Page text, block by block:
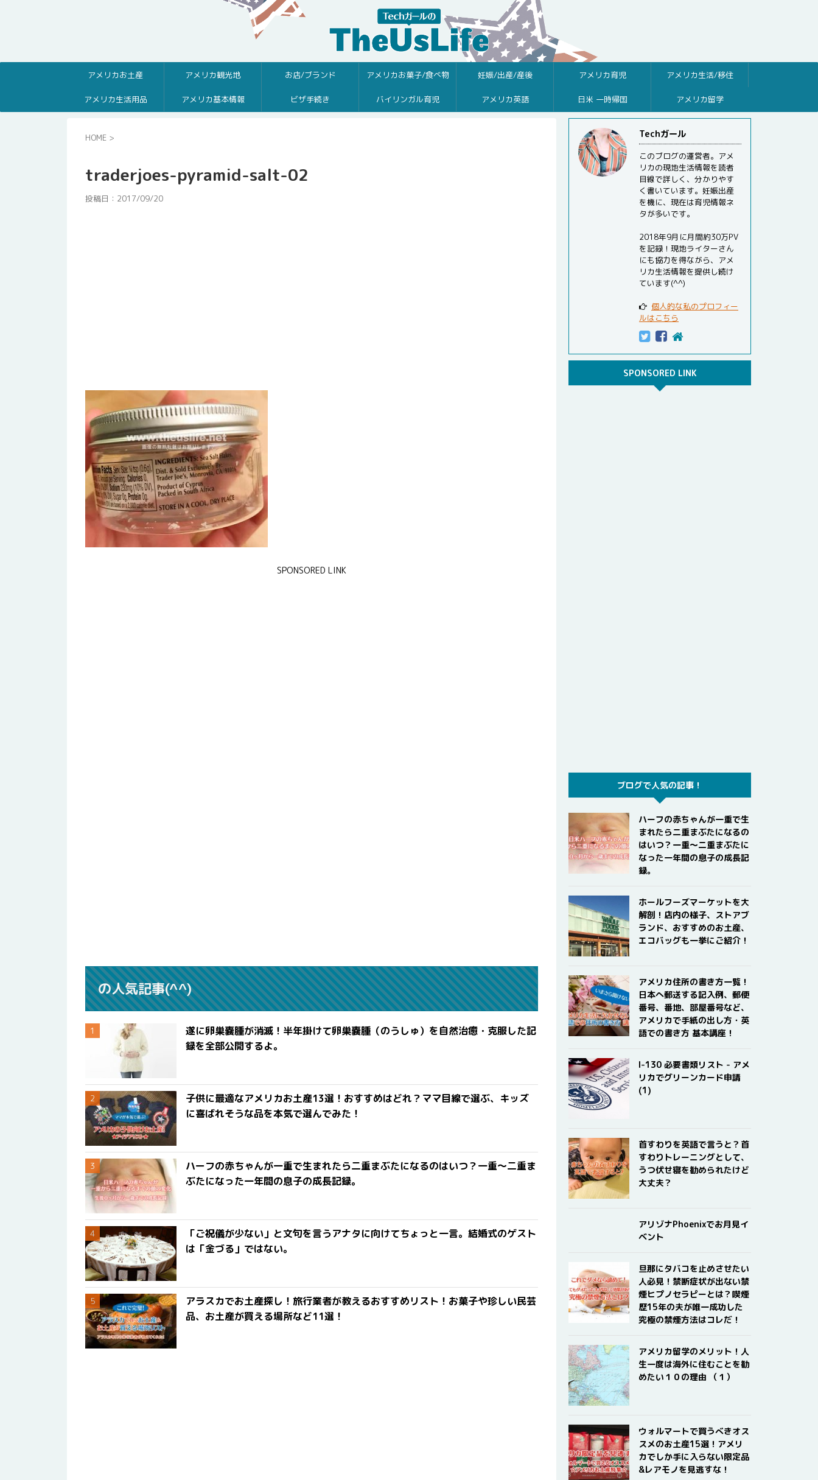
アメリカお土産 アメリカ観光地 お店/ブランド アメリカお菓子/食べ物 妊娠/出産/産後 アメリカ育児 アメリカ生活/移住
アメリカ生活用品 アメリカ基本情報 ビザ手続き バイリンガル育児 アメリカ英語 日米 一時帰国 アメリカ留学
HOME >
traderjoes-pyramid-salt-02
投稿日： 2017/09/20
SPONSORED LINK
の人気記事(^^)
遂に卵巣嚢腫が消滅！半年掛けて卵巣嚢腫（のうしゅ）を自然治癒・克服した記
録を全部公開するよ。
子供に最適なアメリカお土産13選！おすすめはどれ？ママ目線で選ぶ、キッズ
に喜ばれそうな品を本気で選んでみた！
ハーフの赤ちゃんが一重で生まれたら二重まぶたになるのはいつ？一重〜二重ま
ぶたになった一年間の息子の成長記録。
「ご祝儀が少ない」と文句を言うアナタに向けてちょっと一言。結婚式のゲスト
は「金づる」ではない。
アラスカでお土産探し！旅行業者が教えるおすすめリスト！お菓子や珍しい民芸
品、お土産が買える場所など11選！
Techガール
このブログの運営者。アメ
リカの現地生活情報を読者
目線で詳しく、分かりやす
く書いています。妊娠出産
を機に、現在は育児情報ネ
タが多いです。
2018年9月に月間約30万PV
を記録！現地ライターさん
にも協力を得ながら、アメ
リカ生活情報を提供し続け
ています(^^)
個人的な私のプロフィー
ルはこちら
SPONSORED LINK
ブログで人気の記事！
ハーフの赤ちゃんが一重で生
まれたら二重まぶたになるの
はいつ？一重〜二重まぶたに
なった一年間の息子の成長記
録。
ホールフーズマーケットを大
解剖！店内の様子、ストアブ
ランド、おすすめのお土産、
エコバッグも一挙にご紹介！
アメリカ住所の書き方一覧！
日本へ郵送する記入例、郵便
番号、番地、部屋番号など、
アメリカで手紙の出し方・英
語での書き方 基本講座！
I-130 必要書類リスト - アメ
リカでグリーンカード申請
(1)
首すわりを英語で言うと？首
すわりトレーニングとして、
うつ伏せ寝を勧められたけど
大丈夫？
アリゾナPhoenixでお月見イ
ベント
旦那にタバコを止めさせたい
人必見！禁断症状が出ない禁
煙ヒプノセラピーとは？喫煙
歴15年の夫が唯一成功した
究極の禁煙方法はコレだ！
アメリカ留学のメリット！人
生一度は海外に住むことを勧
めたい１０の理由 （１）
ウォルマートで買うべきオス
スメのお土産15選！アメリ
カでしか手に入らない限定品
&レアモノを見逃すな！